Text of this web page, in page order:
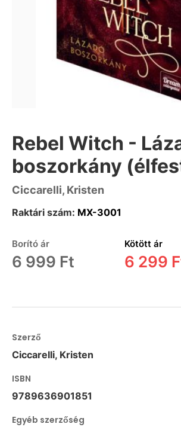
Rebel Witch -
boszorkány
Ciccarelli, Kristen
Raktári szám: MX-3001
Borító ár
6 999 Ft
Kötött ár
6 299
Szerző
Ciccarelli, Kristen
ISBN
9789636901851
Egyéb szerzőség